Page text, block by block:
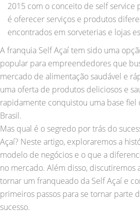
2015 com o conceito de self service
é oferecer serviços e produtos
encontrados em sorveterias e lojas
A franquia Self Açaí tem sido uma
popular para empreendedores que
mercado de alimentação saudável e
uma oferta de produtos deliciosos e
rapidamente conquistou uma base
Brasil.
Mas qual é o segredo por trás do
Açaí? Neste artigo, exploraremos a
modelo de negócios e o que a
no mercado. Além disso, discutiremos
tornar um franqueado da Self Açaí e
primeiros passos para se tornar parte
sucesso.